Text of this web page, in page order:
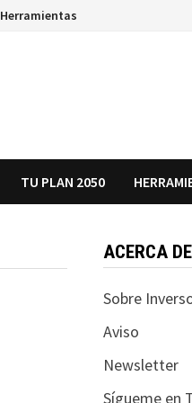
Herramientas
TU PLAN 2050
ACERCA
Sobre
Aviso
Newsletter
Sígueme en